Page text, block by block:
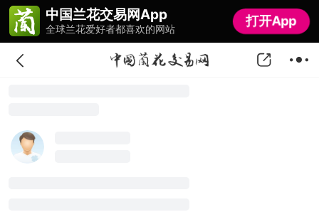
中国兰花交易网App
全球兰花爱好者都喜欢的网站
打开App
中国兰花交易网App
全球兰花爱好者都喜欢的网站
打开App